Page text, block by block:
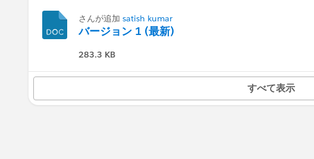
さんが追加 satish kumar
バージョン 1 (最新)
283.3 KB
すべて表示